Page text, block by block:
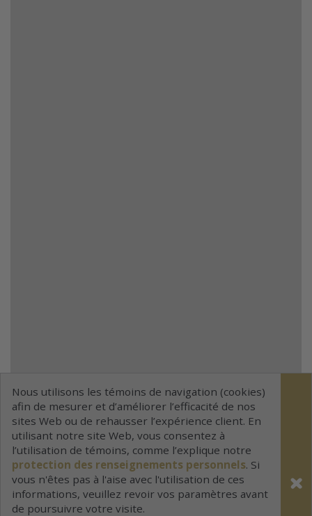
Nous utilisons les témoins de navigation (cookies)
afin de mesurer et d’améliorer l’efficacité de nos
sites Web ou de rehausser l’expérience client. En
utilisant notre site Web, vous consentez à
l’utilisation de témoins, comme l’explique notre
protection des renseignements personnels. Si
vous n'êtes pas à l'aise avec l'utilisation de ces
informations, veuillez revoir vos paramètres avant
de poursuivre votre visite.